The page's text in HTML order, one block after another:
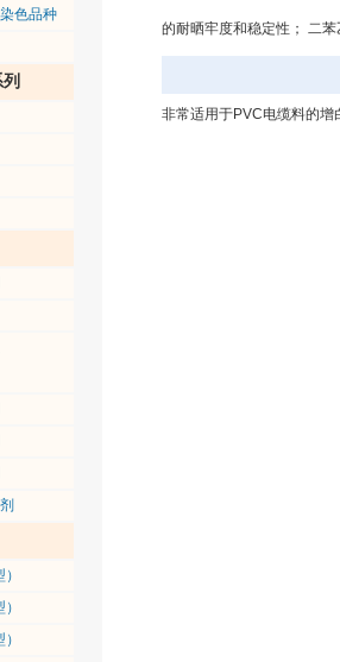
色品种
的耐晒牢度和稳定性； 二
非常适用于PVC电缆料的